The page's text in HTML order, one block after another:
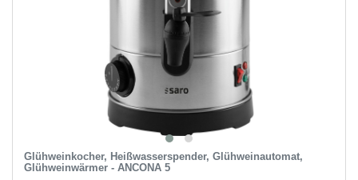
Glühweinkocher, Heißwasserspender, Glühweinautomat,
Glühweinwärmer - ANCONA 5